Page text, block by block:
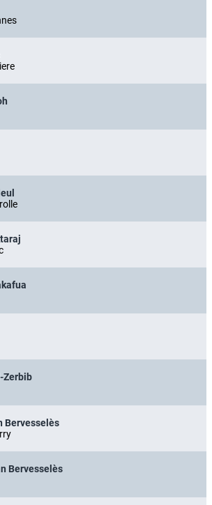
Zerbib
Bervesselès
Bervesselès